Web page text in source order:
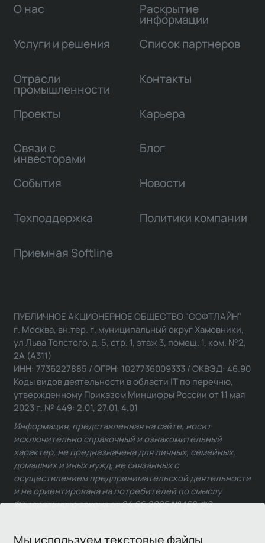
Мы используем текстовые файлы
О нас
Услуги и решения
Отрасли
промышленности
Проекты
Связи с
инвесторами
Раскрытие
информации
Список партнеров
Контакты
Карьера
Блог
События Новости
Техподдержка Политики компании
Приемная Softline
ПУБЛИЧНОЕ АКЦИОНЕРНОЕ ОБЩЕСТВО "СОФТЛАЙН"
г. Москва, вн.тер. г. муниципальный округ Хамовники,
ул Льва Толстого, д. 5, стр. 1, этаж 3, помещ. 1, ком. №2,
2А (А311)
ИНН: 7736227885 / ОГРН: 1027736009333 / ОКВЭД: 46.90
Коды видов деятельности в области IT по перечню,
утвержденному Приказом Минцифры России от 11 мая
2023 г. № 449: 2.01, 27.01, 4.01
Информация, представленная на сайте, носит
исключительно справочный и ознакомительный
характер, не предназначена для личных, семейных,
домашних и иных нужд, не связанных с
осуществлением предпринимательской деятельности
и не ориентирована на потребителей по смыслу
Федерального закона от 24.06.2025 № 168-ФЗ.